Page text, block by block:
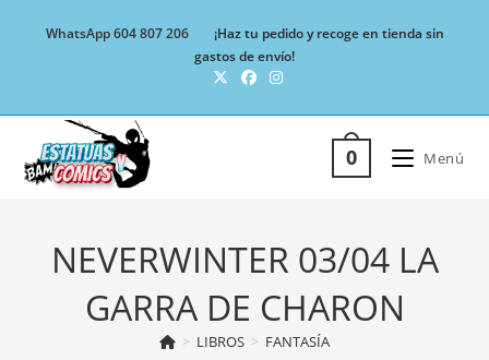
WhatsApp 604 807 206
¡Haz tu pedido y recoge en tienda sin
gastos de envío!
0 Menú
NEVERWINTER 03/04 LA
GARRA DE CHARON
> LIBROS > FANTASÍA